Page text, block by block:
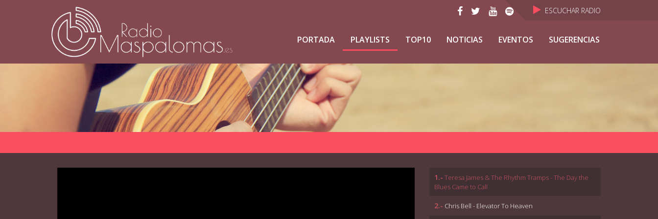
ESCUCHAR RADIO
PORTADA PLAYLISTS TOP10 NOTICIAS EVENTOS SUGERENCIAS
1.- Teresa James & The Rhythm Tramps - The Day the
Blues Came to Call
2.- Chris Bell - Elevator To Heaven